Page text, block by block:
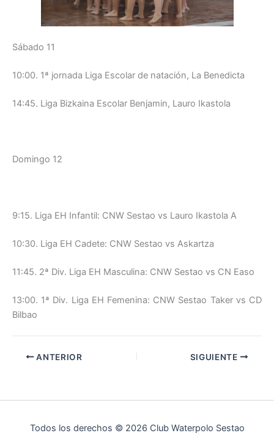
Sábado 11
10:00. 1ª jornada Liga Escolar de natación, La Benedicta
14:45. Liga Bizkaina Escolar Benjamin, Lauro Ikastola
Domingo 12
9:15. Liga EH Infantil: CNW Sestao vs Lauro Ikastola A
10:30. Liga EH Cadete: CNW Sestao vs Askartza
11:45. 2ª Div. Liga EH Masculina: CNW Sestao vs CN Easo
13:00. 1ª Div. Liga EH Femenina: CNW Sestao Taker vs CD
Bilbao
ANTERIOR SIGUIENTE
Todos los derechos © 2026 Club Waterpolo Sestao